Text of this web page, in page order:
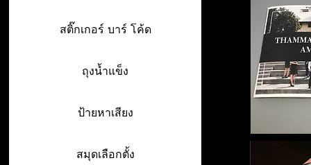
สติ๊กเกอร์ บาร์ โค้ด
ถุงน้ำแข็ง
ป้ายหาเสียง
สมุดเลือกตั้ง